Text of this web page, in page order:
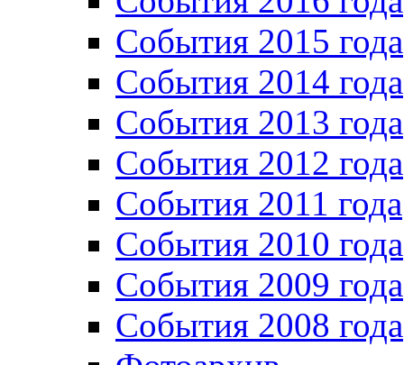
События 2015 года
События 2014 года
События 2013 года
События 2012 года
События 2011 года
События 2010 года
События 2009 года
События 2008 года